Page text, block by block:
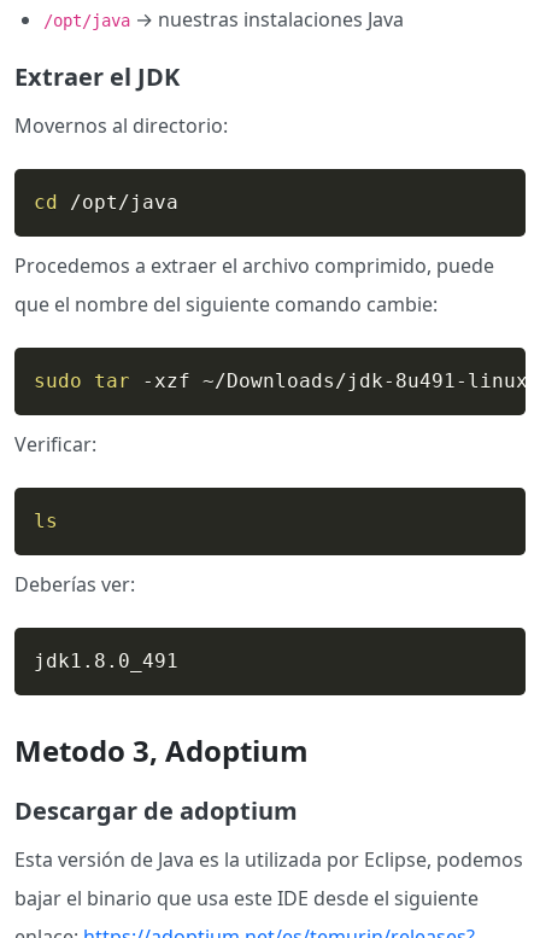
/opt/java → nuestras instalaciones Java
Extraer el JDK
Movernos al directorio:
cd /opt/java
Procedemos a extraer el archivo comprimido, puede
que el nombre del siguiente comando cambie:
sudo tar -xzf ~/Downloads/jdk-8u491-
Verificar:
ls
Deberías ver:
jdk1.8.0_491
Metodo 3, Adoptium
Descargar de adoptium
Esta versión de Java es la utilizada por Eclipse, podemos
bajar el binario que usa este IDE desde el siguiente